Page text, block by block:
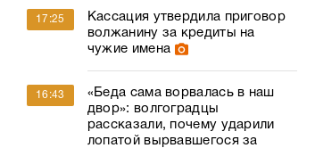
17:25
Кассация утвердила приговор
волжанину за кредиты на
чужие имена
16:43
«Беда сама ворвалась в наш
двор»: волгоградцы
рассказали, почему ударили
лопатой вырвавшегося за